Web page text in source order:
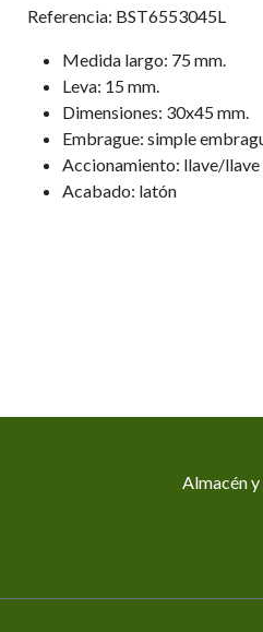
Referencia: BST6553045L
Medida largo: 75 mm.
Leva: 15 mm.
Dimensiones: 30x45 mm.
Embrague: simple
Accionamiento: llave/llave
Acabado: latón
Almacén